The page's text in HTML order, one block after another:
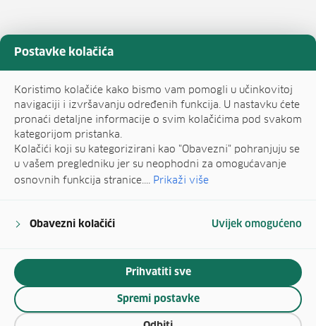
Postavke kolačića
Koristimo kolačiće kako bismo vam pomogli u učinkovitoj
navigaciji i izvršavanju određenih funkcija. U nastavku ćete
pronaći detaljne informacije o svim kolačićima pod svakom
kategorijom pristanka.
Kolačići koji su kategorizirani kao "Obavezni" pohranjuju se
u vašem pregledniku jer su neophodni za omogućavanje
osnovnih funkcija stranice.... Prikaži više
Obavezni kolačići Uvijek omogućeno
Spremi postavke
Prihvatiti sve